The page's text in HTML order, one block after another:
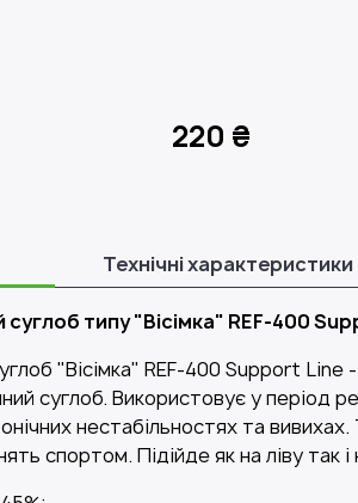
220 ₴
Технічні характеристики
типу "Вісімка" REF-400
"Вісімка" REF-400 Support Line
суглоб. Використовує у період
нестабільностях та
спортом. Підійде як на ліву так і